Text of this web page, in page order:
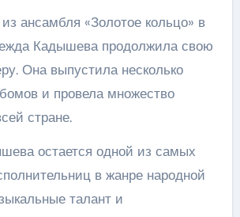
ансамбля «Золотое кольцо» в
Кадышева продолжила свою
Она выпустила несколько
и провела множество
стране.
остается одной из самых
в жанре народной
талант и